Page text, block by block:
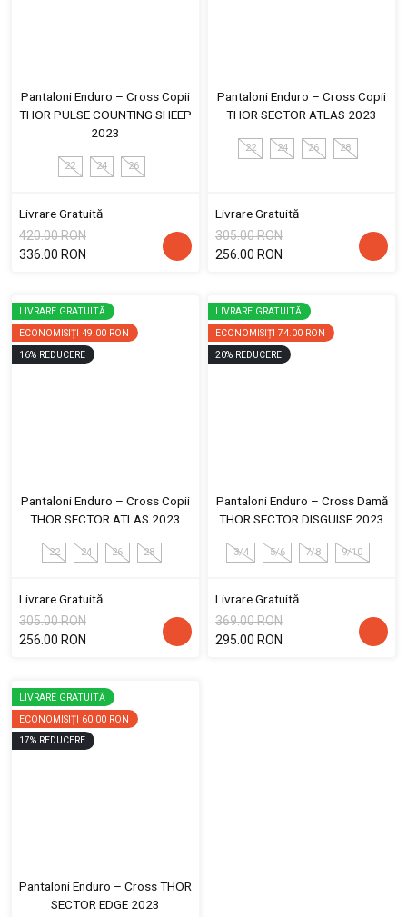
Pantaloni Enduro – Cross Copii
THOR PULSE COUNTING SHEEP
2023
22 24 26
Livrare Gratuită
420.00 RON
336.00 RON
Pantaloni Enduro – Cross Copii
THOR SECTOR ATLAS 2023
22 24 26 28
Livrare Gratuită
305.00 RON
256.00 RON
LIVRARE GRATUITĂ
ECONOMISIȚI 49.00 RON
16% REDUCERE
Pantaloni Enduro – Cross Copii
THOR SECTOR ATLAS 2023
22 24 26 28
Livrare Gratuită
305.00 RON
256.00 RON
LIVRARE GRATUITĂ
ECONOMISIȚI 74.00 RON
20% REDUCERE
Pantaloni Enduro – Cross Damă
THOR SECTOR DISGUISE 2023
3/4 5/6 7/8 9/10
Livrare Gratuită
369.00 RON
295.00 RON
LIVRARE GRATUITĂ
ECONOMISIȚI 60.00 RON
17% REDUCERE
Pantaloni Enduro – Cross THOR
SECTOR EDGE 2023